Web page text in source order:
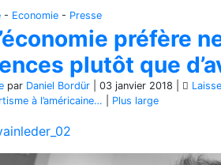
- Economie - Presse
préfère
plutôt que
par Daniel Bordür 03 janvier 2018
à l’américaine…
Plus large